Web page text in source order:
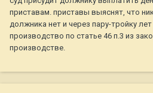
приставам. приставы выяснят, что
должника нет и через пару-тройку
производство по статье 46 п.3 из
производстве.